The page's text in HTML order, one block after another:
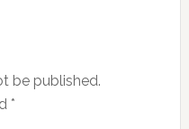
be published.
*